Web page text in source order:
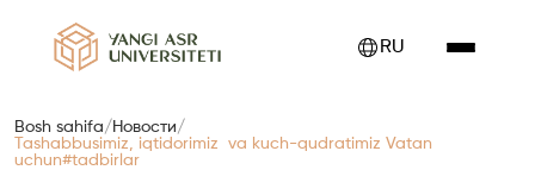
RU
Bosh sahifa/ Новости/
Tashabbusimiz, iqtidorimiz va kuch-qudratimiz Vatan
uchun#tadbirlar